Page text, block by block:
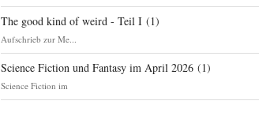
The good kind of weird - Teil I (1)
Aufschrieb zur Me...
Science Fiction und Fantasy im April 2026 (1)
Science Fiction im